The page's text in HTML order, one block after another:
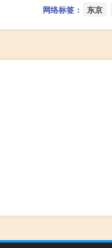
网络标签： 东京